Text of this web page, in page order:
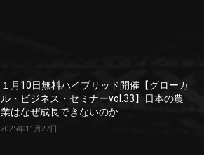
１月10日無料ハイブリッド開催【グローカ
ル・ビジネス・セミナーvol.33】日本の農
業はなぜ成長できないのか
2025年11月27日